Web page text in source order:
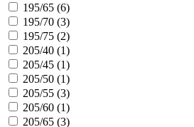
195/65 (6)
195/70 (3)
195/75 (2)
205/40 (1)
205/45 (1)
205/50 (1)
205/55 (3)
205/60 (1)
205/65 (3)